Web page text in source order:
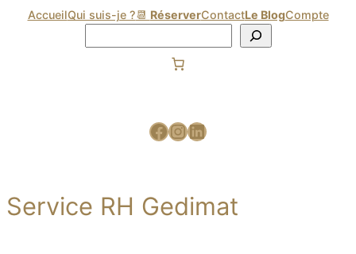
AccueilQui suis-je ?📆 RéserverContactLe BlogCompte
Service RH Gedimat